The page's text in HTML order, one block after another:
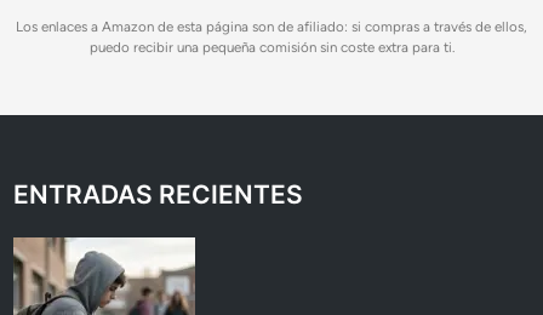
Los enlaces a Amazon de esta página son de afiliado: si compras a través de ellos,
puedo recibir una pequeña comisión sin coste extra para ti.
ENTRADAS RECIENTES